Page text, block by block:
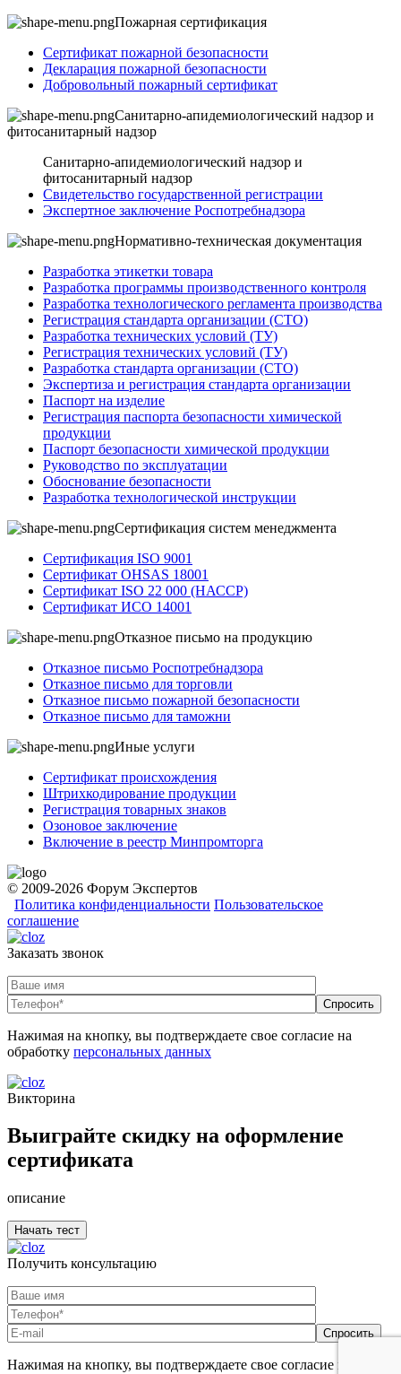
Пожарная сертификация
Сертификат пожарной безопасности
Декларация пожарной безопасности
Добровольный пожарный сертификат
Санитарно-апидемиологический надзор и
фитосанитарный надзор
Санитарно-апидемиологический надзор и
фитосанитарный надзор
Свидетельство государственной регистрации
Экспертное заключение Роспотребнадзора
Нормативно-техническая документация
Разработка этикетки товара
Разработка программы производственного контроля
Разработка технологического регламента производства
Регистрация стандарта организации (СТО)
Разработка технических условий (ТУ)
Регистрация технических условий (ТУ)
Разработка стандарта организации (СТО)
Экспертиза и регистрация стандарта организации
Паспорт на изделие
Регистрация паспорта безопасности химической
продукции
Паспорт безопасности химической продукции
Руководство по эксплуатации
Обоснование безопасности
Разработка технологической инструкции
Сертификация систем менеджмента
Сертификация ISO 9001
Сертификат OHSAS 18001
Сертификат ISO 22 000 (НАССР)
Сертификат ИСО 14001
Отказное письмо на продукцию
Отказное письмо Роспотребнадзора
Отказное письмо для торговли
Отказное письмо пожарной безопасности
Отказное письмо для таможни
Иные услуги
Сертификат происхождения
Штрихкодирование продукции
Регистрация товарных знаков
Озоновое заключение
Включение в реестр Минпромторга
© 2009-2026 Форум Экспертов
Политика конфиденциальности Пользовательское
соглашение
Заказать звонок
Нажимая на кнопку, вы подтверждаете свое согласие на
обработку персональных данных
Викторина
Выиграйте скидку на оформление
сертификата
описание
Получить консультацию
Нажимая на кнопку, вы подтверждаете свое согласие на